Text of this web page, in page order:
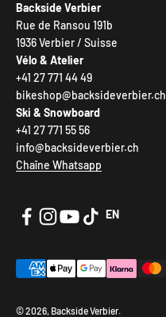
Backside Verbier
Rue de Ransou 191b
1936 Verbier / Suisse
Vélo & Atelier
+41 27 771 44 49
bikeshop@backsideverbier.ch
Ski & Snowboard
+41 27 771 55 56
info@backsideverbier.ch
Chaîne Whatsapp
EN
© 2026, Backside Verbier.